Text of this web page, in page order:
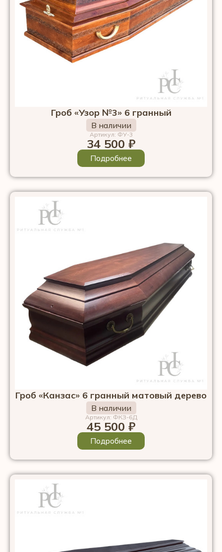
Гроб «Узор №3» 6 гранный
В наличии
Артикул: ФУ-3
34 500 ₽
Подробнее
Гроб «Канзас» 6 гранный матовый дерево
В наличии
Артикул: ФКЗ-6Д
45 500 ₽
Подробнее